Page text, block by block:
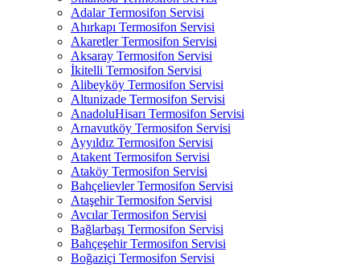
Adalar Termosifon Servisi
Ahırkapı Termosifon Servisi
Akaretler Termosifon Servisi
Aksaray Termosifon Servisi
İkitelli Termosifon Servisi
Alibeyköy Termosifon Servisi
Altunizade Termosifon Servisi
AnadoluHisarı Termosifon Servisi
Arnavutköy Termosifon Servisi
Ayyıldız Termosifon Servisi
Atakent Termosifon Servisi
Ataköy Termosifon Servisi
Bahçelievler Termosifon Servisi
Ataşehir Termosifon Servisi
Avcılar Termosifon Servisi
Bağlarbaşı Termosifon Servisi
Bahçeşehir Termosifon Servisi
Boğaziçi Termosifon Servisi